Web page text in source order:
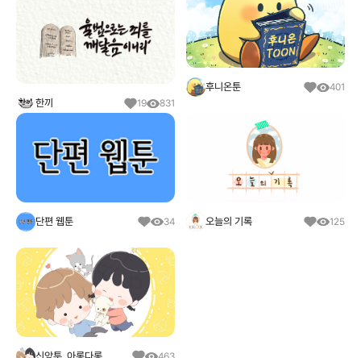
한끼 19 831
후니온툰 401
단편 웹툰 34 오늘의 기록 125